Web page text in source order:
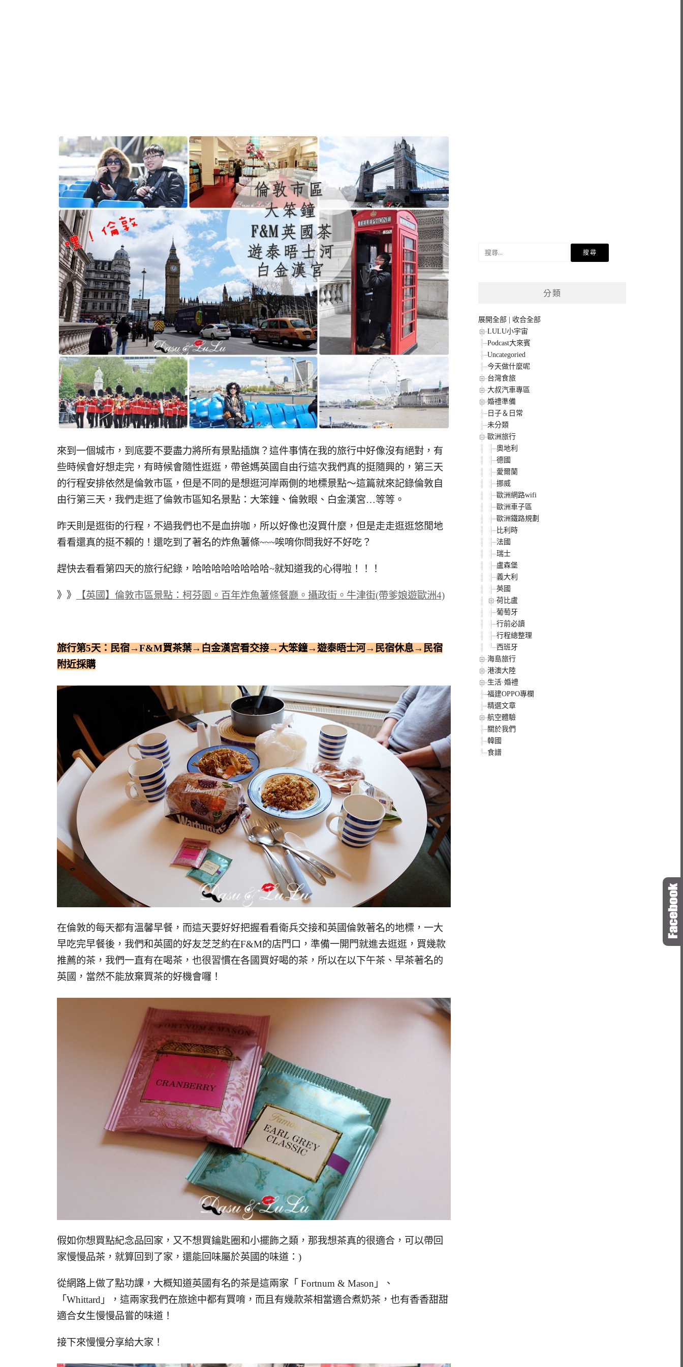
來到一個城市，到底要不要盡力將所有景點插旗？這件事情在我的旅行中好像沒有絕對，有
些時候會好想走完，有時候會隨性逛逛，帶爸媽英國自由行這次我們真的挺隨興的，第三天
的行程安排依然是倫敦市區，但是不同的是想逛河岸兩側的地標景點～這篇就來記錄倫敦自
由行第三天，我們走逛了倫敦市區知名景點：大笨鐘、倫敦眼、白金漢宮…等等。
昨天則是逛街的行程，不過我們也不是血拚咖，所以好像也沒買什麼，但是走走逛逛悠閒地
看看還真的挺不賴的！還吃到了著名的炸魚薯條~~~唉唷你問我好不好吃？
趕快去看看第四天的旅行紀錄，哈哈哈哈哈哈哈哈~就知道我的心得啦！！！
》》 【英國】倫敦市區景點：柯芬園。百年炸魚薯條餐廳。攝政街。牛津街(帶爹娘遊歐洲4)
旅行第5天：民宿→F&M買茶葉→白金漢宮看交接→大笨鐘→遊泰晤士河→民宿休息→民宿
附近採購
在倫敦的每天都有溫馨早餐，而這天要好好把握看看衛兵交接和英國倫敦著名的地標，一大
早吃完早餐後，我們和英國的好友芝芝約在F&M的店門口，準備一開門就進去逛逛，買幾款
推薦的茶，我們一直有在喝茶，也很習慣在各國買好喝的茶，所以在以下午茶、早茶著名的
英國，當然不能放棄買茶的好機會囉！
假如你想買點紀念品回家，又不想買鑰匙圈和小擺飾之類，那我想茶真的很適合，可以帶回
家慢慢品茶，就算回到了家，還能回味屬於英國的味道：)
從網路上做了點功課，大概知道英國有名的茶是這兩家「 Fortnum & Mason」、
「Whittard」，這兩家我們在旅途中都有買唷，而且有幾款茶相當適合煮奶茶，也有香香甜甜
適合女生慢慢品嘗的味道！
接下來慢慢分享給大家！
分類
展開全部
收合全部
LULU小宇宙
Podcast大來賓
Uncategoried
今天做什麼呢
台灣食旅
大叔汽車專區
婚禮準備
日子＆日常
未分類
歐洲旅行
奧地利
德國
愛爾蘭
挪威
歐洲網路wifi
歐洲車子區
歐洲鐵路規劃
比利時
法國
瑞士
盧森堡
義大利
英國
荷比盧
葡萄牙
行前必讀
行程總整理
西班牙
海島旅行
港澳大陸
生活·婚禮
福建OPPO專欄
精選文章
航空體驗
關於我們
韓國
食譜